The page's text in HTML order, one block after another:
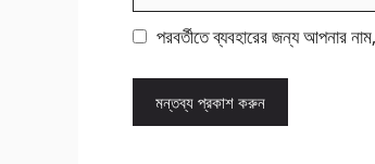
পরবর্তীতে ব্যবহারের জন্য আপনার